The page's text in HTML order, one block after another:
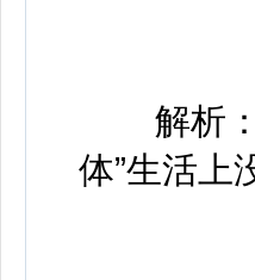
解析：D
体”生活上